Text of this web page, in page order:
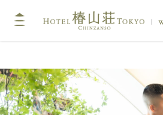
TOP コ
挙式 披